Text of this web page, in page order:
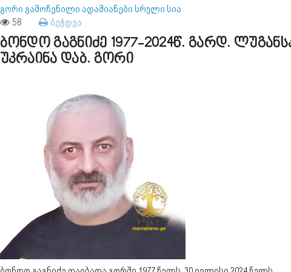
გორი გამოჩენილი ადამიანები სრული სია
58 ბეჭდვა
ბონდო გაგნიძე 1977-2024წ. გარდ.
უკრაინა დაბ. გორი